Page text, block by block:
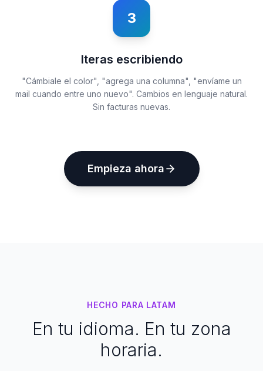
3
Iteras escribiendo
"Cámbiale el color", "agrega una columna", "envíame un
mail cuando entre uno nuevo". Cambios en lenguaje natural.
Sin facturas nuevas.
Empieza ahora
HECHO PARA LATAM
En tu idioma. En tu zona
horaria.